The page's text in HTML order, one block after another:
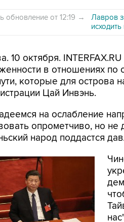
обновление от 12:19 →
Лавров
10 октября.
в отношениях по
которые для острова
Цай Инвэнь.
на ослабление
опрометчиво, но
народ поддастся